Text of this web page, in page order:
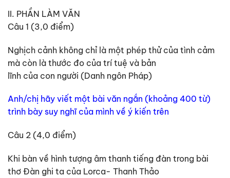
II. PHẦN LÀM VĂN
Câu 1 (3,0 điểm)
Nghịch cảnh không chỉ là một phép thử của tình cảm
mà còn là thước đo của trí tuệ và bản
lĩnh của con người (Danh ngôn Pháp)
Anh/chị hãy viết một bài văn ngắn (khoảng 400 từ)
trình bày suy nghĩ của mình về ý kiến trên
Câu 2 (4,0 điểm)
Khi bàn về hình tượng âm thanh tiếng đàn trong bài
thơ Đàn ghi ta của Lorca- Thanh Thảo